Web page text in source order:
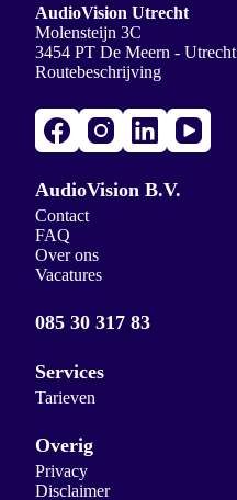
AudioVision Utrecht
Molensteijn 3C
3454 PT De Meern - Utrecht
Routebeschrijving
AudioVision B.V.
Contact
FAQ
Over ons
Vacatures
085 30 317 83
Services
Tarieven
Overig
Privacy
Disclaimer